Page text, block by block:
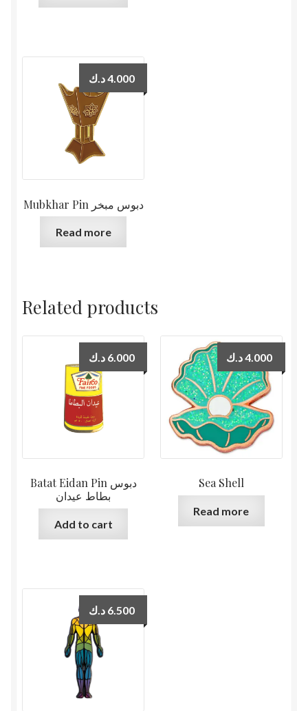
Mubkhar Pin دبوس مبخر
4.000د.ك
Read more
Related products
Batat Eidan Pin دبوس
بطاط عيدان
6.000 د.ك
Add to cart
Sea Shell
4.000د.ك
Read more
6.500 د.ك